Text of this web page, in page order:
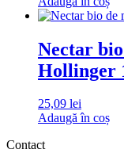
Nectar
Hollinger
25,09 lei
Adaugă în coș
Contact